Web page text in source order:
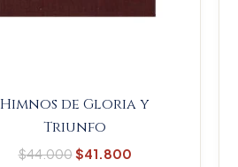
Himnos de Gloria y
Triunfo
$44.000$41.800